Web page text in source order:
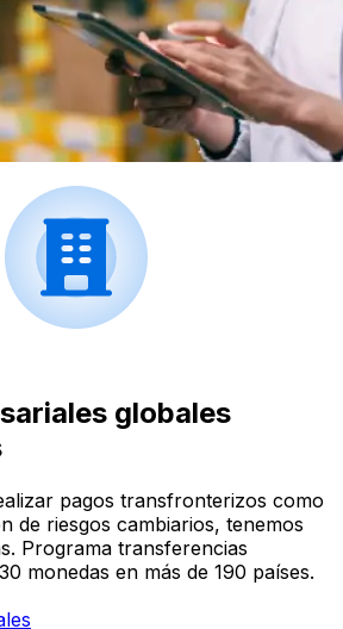
globales
pagos transfronterizos como
de riesgos cambiarios, tenemos
Programa transferencias
monedas en más de 190 países.